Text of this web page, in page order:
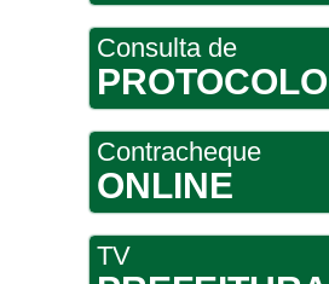
Consulta de
PROTOCOLO
Contracheque
ONLINE
TV